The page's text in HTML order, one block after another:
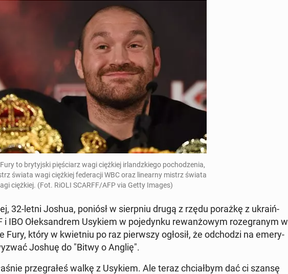
to bry­tyj­ski pię­ściarz wagi cięż­kiej ir­landz­kie­go po­cho­dze­nia,
świata wagi cięż­kiej fe­de­ra­cji WBC oraz li­ne­ar­ny mistrz świata
cięż­kiej. (Fot. RiOLI SCARFF/AFP via Getty Images)
32-letni Joshua, poniósł w sierp­niu drugą z rzędu porażkę z ukra­iń­
i IBO Ołek­san­drem Usykiem w po­je­dyn­ku re­wan­żo­wym ro­ze­gra­nym w
Fury, który w kwiet­niu po raz pierw­szy ogłosił, że od­cho­dzi na eme­ry­
Joshuę do "Bitwy o Anglię".
prze­gra­łeś walkę z Usykiem. Ale teraz chciał­bym dać ci szansę